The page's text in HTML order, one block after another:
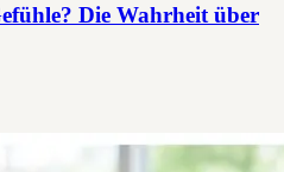
Die Wahrheit über